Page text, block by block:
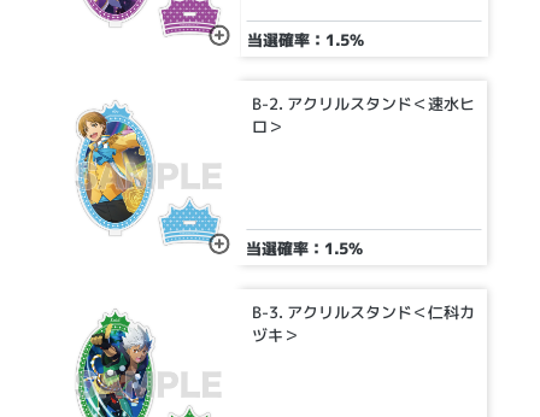
当選確率：1.5%
当選確率：1.5%
B-2. アクリルスタンド＜速水ヒ
ロ＞
B-3. アクリルスタンド＜仁科カ
ヅキ＞